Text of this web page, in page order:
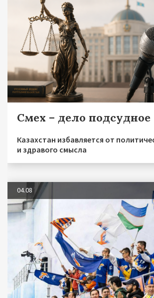
Смех – дело подсудное
Казахстан избавляется от
и здравого смысла
04.08